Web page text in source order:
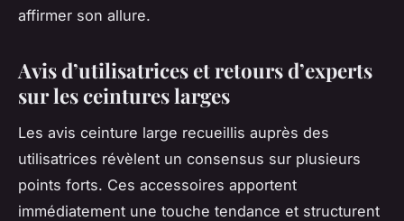
affirmer son allure.
Avis d’utilisatrices et retours d’experts
sur les ceintures larges
Les avis ceinture large recueillis auprès des
utilisatrices révèlent un consensus sur plusieurs
points forts. Ces accessoires apportent
immédiatement une touche tendance et structurent